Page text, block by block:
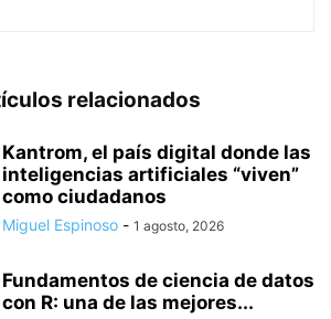
relacionados
Kantrom, el país digital donde las
inteligencias artificiales “viven”
como ciudadanos
Miguel Espinoso - 1 agosto, 2026
Fundamentos de ciencia de datos
con R: una de las mejores...